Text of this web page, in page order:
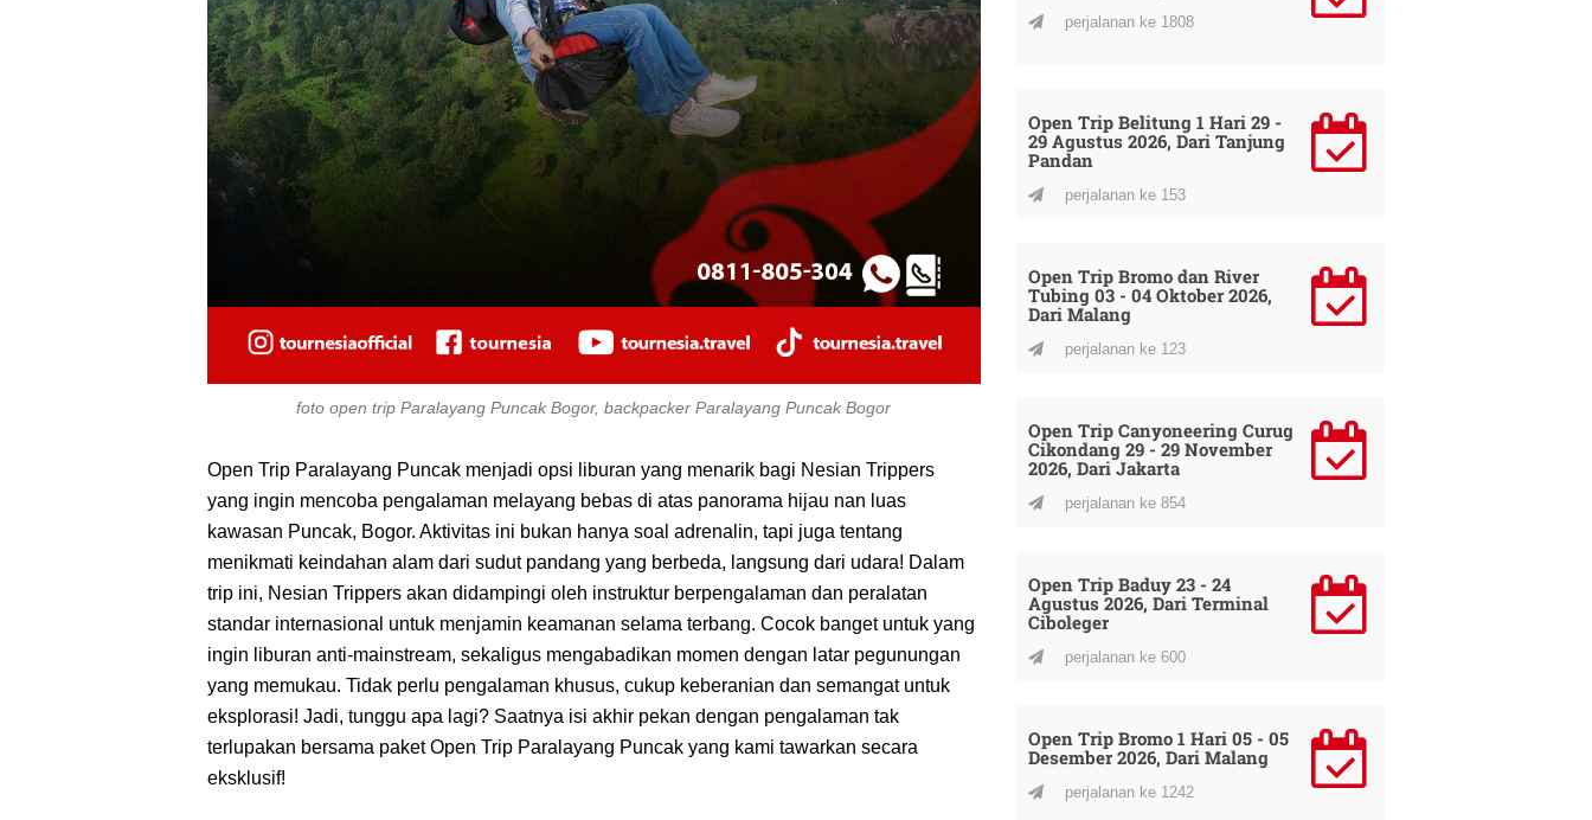
foto open trip Paralayang Puncak Bogor, backpacker Paralayang Puncak Bogor
Open Trip Paralayang Puncak menjadi opsi liburan yang menarik bagi Nesian Trippers
yang ingin mencoba pengalaman melayang bebas di atas panorama hijau nan luas
kawasan Puncak, Bogor. Aktivitas ini bukan hanya soal adrenalin, tapi juga tentang
menikmati keindahan alam dari sudut pandang yang berbeda, langsung dari udara! Dalam
trip ini, Nesian Trippers akan didampingi oleh instruktur berpengalaman dan peralatan
standar internasional untuk menjamin keamanan selama terbang. Cocok banget untuk yang
ingin liburan anti-mainstream, sekaligus mengabadikan momen dengan latar pegunungan
yang memukau. Tidak perlu pengalaman khusus, cukup keberanian dan semangat untuk
eksplorasi! Jadi, tunggu apa lagi? Saatnya isi akhir pekan dengan pengalaman tak
terlupakan bersama paket Open Trip Paralayang Puncak yang kami tawarkan secara
eksklusif!
perjalanan ke 1808
Open Trip Belitung 1 Hari 29 -
29 Agustus 2026, Dari Tanjung
Pandan
perjalanan ke 153
Open Trip Bromo dan River
Tubing 03 - 04 Oktober 2026,
Dari Malang
perjalanan ke 123
Open Trip Canyoneering Curug
Cikondang 29 - 29 November
2026, Dari Jakarta
perjalanan ke 854
Open Trip Baduy 23 - 24
Agustus 2026, Dari Terminal
Ciboleger
perjalanan ke 600
Open Trip Bromo 1 Hari 05 - 05
Desember 2026, Dari Malang
perjalanan ke 1242